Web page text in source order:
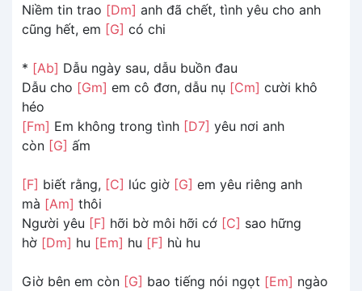
Niềm tin trao [Dm] anh đã chết, tình yêu cho anh
cũng hết, em [G] có chi
* [Ab] Dẫu ngày sau, dẫu buồn đau
Dẫu cho [Gm] em cô đơn, dẫu nụ [Cm] cười khô
héo
[Fm] Em không trong tình [D7] yêu nơi anh
còn [G] ấm
[F] biết rằng, [C] lúc giờ [G] em yêu riêng anh
mà [Am] thôi
Người yêu [F] hỡi bờ môi hỡi cớ [C] sao hững
hờ [Dm] hu [Em] hu [F] hù hu
Giờ bên em còn [G] bao tiếng nói ngọt [Em] ngào